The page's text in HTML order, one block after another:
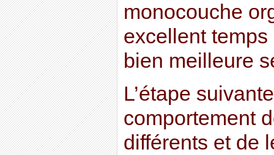
monocouche
excellent
bien meilleure
L’étape
comportement
différents et de